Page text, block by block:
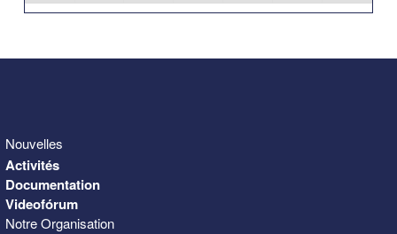
Nouvelles
Activités
Documentation
Videofórum
Notre Organisation